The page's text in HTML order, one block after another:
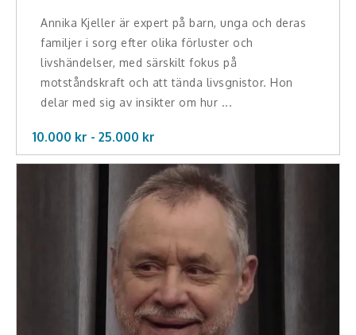
Annika Kjeller är expert på barn, unga och deras
familjer i sorg efter olika förluster och
livshändelser, med särskilt fokus på
motståndskraft och att tända livsgnistor. Hon
delar med sig av insikter om hur ...
10.000 kr - 25.000 kr